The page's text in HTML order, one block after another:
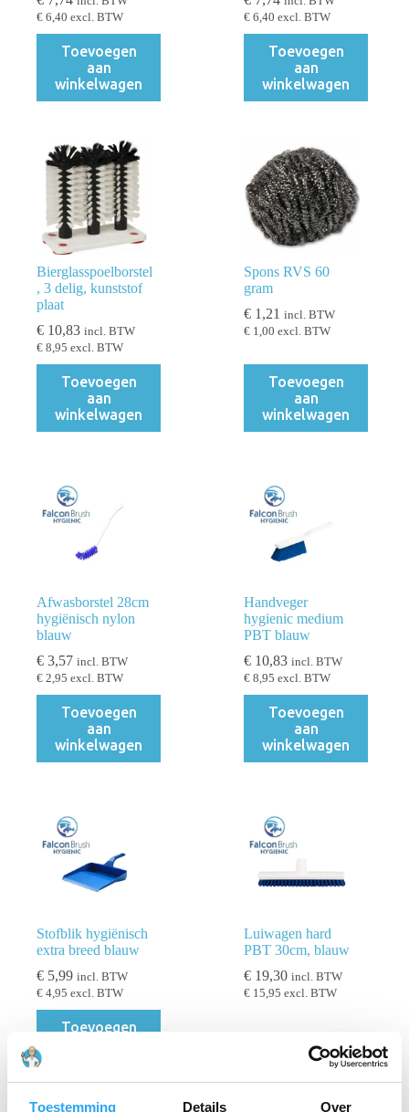
Toestemming Details Over
€ 6,40 excl. BTW
Toevoegen
aan
winkelwagen
€ 6,40 excl. BTW
Toevoegen
aan
winkelwagen
Bierglasspoelborstel
, 3 delig, kunststof
plaat
€ 10,83 incl. BTW
€ 8,95 excl. BTW
Toevoegen
aan
winkelwagen
Spons RVS 60
gram
€ 1,21 incl. BTW
€ 1,00 excl. BTW
Toevoegen
aan
winkelwagen
Afwasborstel 28cm
hygiënisch nylon
blauw
€ 3,57 incl. BTW
€ 2,95 excl. BTW
Toevoegen
aan
winkelwagen
Handveger
hygienic medium
PBT blauw
€ 10,83 incl. BTW
€ 8,95 excl. BTW
Toevoegen
aan
winkelwagen
Stofblik hygiënisch
extra breed blauw
€ 5,99 incl. BTW
€ 4,95 excl. BTW
Toevoegen
Luiwagen hard
PBT 30cm, blauw
€ 19,30 incl. BTW
€ 15,95 excl. BTW
Lees verder